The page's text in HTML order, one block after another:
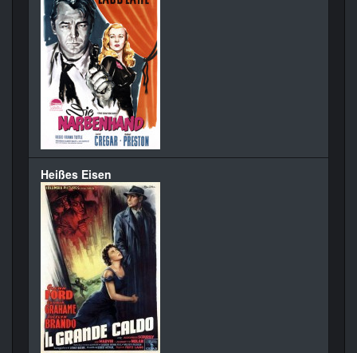
Heißes Eisen